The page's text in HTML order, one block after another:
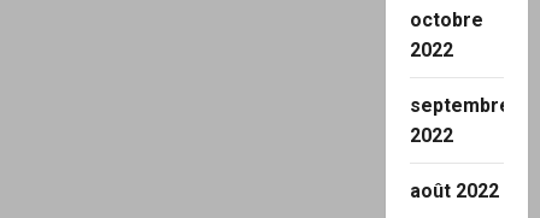
octobre
2022
septembre
2022
août 2022